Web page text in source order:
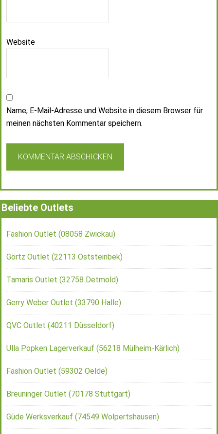
Website
Name, E-Mail-Adresse und Website in diesem Browser für
meinen nächsten Kommentar speichern.
Beliebte Outlets
Fashion Outlet (08058 Zwickau)
Görtz Outlet (22113 Oststeinbek)
Tamaris Outlet (32758 Detmold)
Gerry Weber Outlet (33790 Halle)
QVC Outlet (40211 Düsseldorf)
Ulla Popken Lagerverkauf (56218 Mülheim-Kärlich)
Fashion Outlet (59302 Oelde)
Breuninger Outlet (70178 Stuttgart)
Güde Werksverkauf (74549 Wolpertshausen)